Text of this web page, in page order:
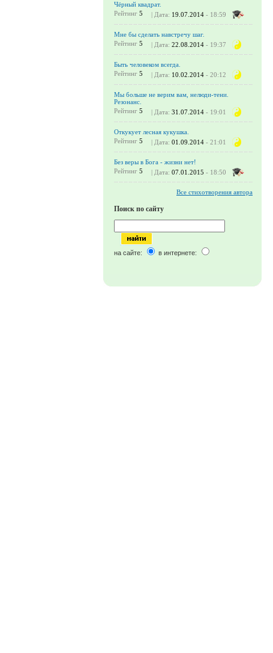
Чёрный квадрат.
Рейтинг 5 | Дата: 19.07.2014 - 18:59
Мне бы сделать навстречу шаг.
Рейтинг 5 | Дата: 22.08.2014 - 19:37
Быть человеком всегда.
Рейтинг 5 | Дата: 10.02.2014 - 20:12
Мы больше не верим вам, нелюди-тени.
Резонанс.
Рейтинг 5 | Дата: 31.07.2014 - 19:01
Откукует лесная кукушка.
Рейтинг 5 | Дата: 01.09.2014 - 21:01
Без веры в Бога - жизни нет!
Рейтинг 5 | Дата: 07.01.2015 - 18:50
Все стихотворения автора
Поиск по сайту
на сайте: в интернете: